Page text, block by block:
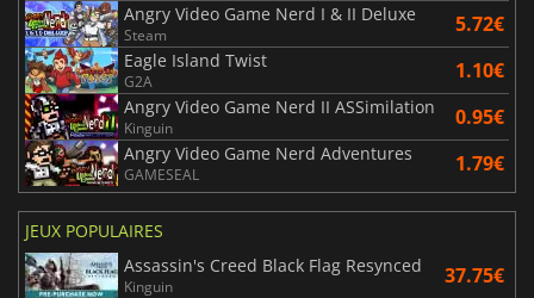
Angry Video Game Nerd I & II Deluxe
Steam 5.72€
Eagle Island Twist
G2A 1.10€
Angry Video Game Nerd II ASSimilation
Kinguin 0.95€
Angry Video Game Nerd Adventures
GAMESEAL 1.79€
JEUX POPULAIRES
Assassin's Creed Black Flag Resynced
Kinguin 37.75€